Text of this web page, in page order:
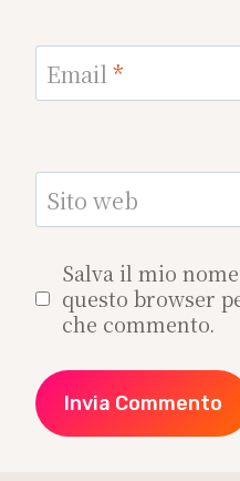
Email*
Sito web
Salva il mio
questo browser
che commento.